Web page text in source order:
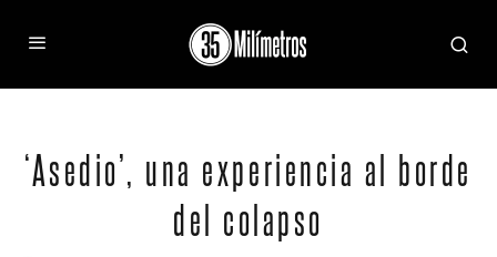
‘Asedio’, una experiencia al borde
del colapso